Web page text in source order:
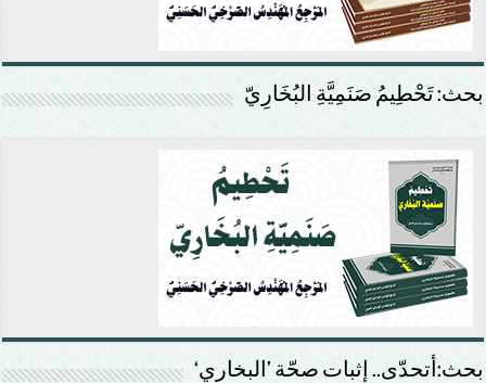
بحث: تَحْطِيمُ صَنَمِيَّةِ البُخَارِيّ
بحث:أتحدّى.. إثبات صحّة ’البخاري‘